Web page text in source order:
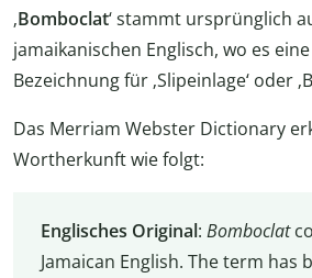
‚Bomboclat‘ stammt ursprünglich
jamaikanischen Englisch, wo es
Bezeichnung für ‚Slipeinlage‘ oder
Das Merriam Webster Dictionary
Wortherkunft wie folgt:
Englisches Original: Bomboclat
Jamaican English. The term has